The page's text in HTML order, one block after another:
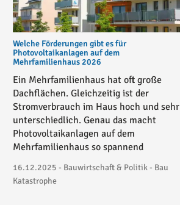
Welche Förderungen gibt es für
Photovoltaikanlagen auf dem
Mehrfamilienhaus 2026
Ein Mehrfamilienhaus hat oft große
Dachflächen. Gleichzeitig ist der
Stromverbrauch im Haus hoch und sehr
unterschiedlich. Genau das macht
Photovoltaikanlagen auf dem
Mehrfamilienhaus so spannend
16.12.2025 - Bauwirtschaft & Politik - Bau
Katastrophe